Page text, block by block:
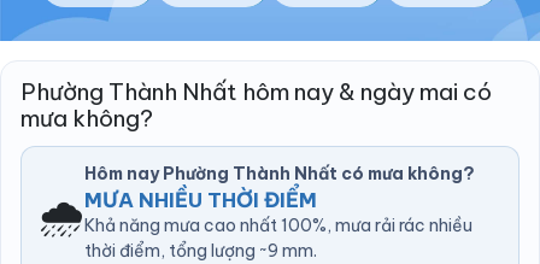
Phường Thành Nhất hôm nay & ngày mai có
mưa không?
🌧️
Hôm nay Phường Thành Nhất có mưa không?
MƯA NHIỀU THỜI ĐIỂM
Khả năng mưa cao nhất 100%, mưa rải rác nhiều
thời điểm, tổng lượng ~9 mm.